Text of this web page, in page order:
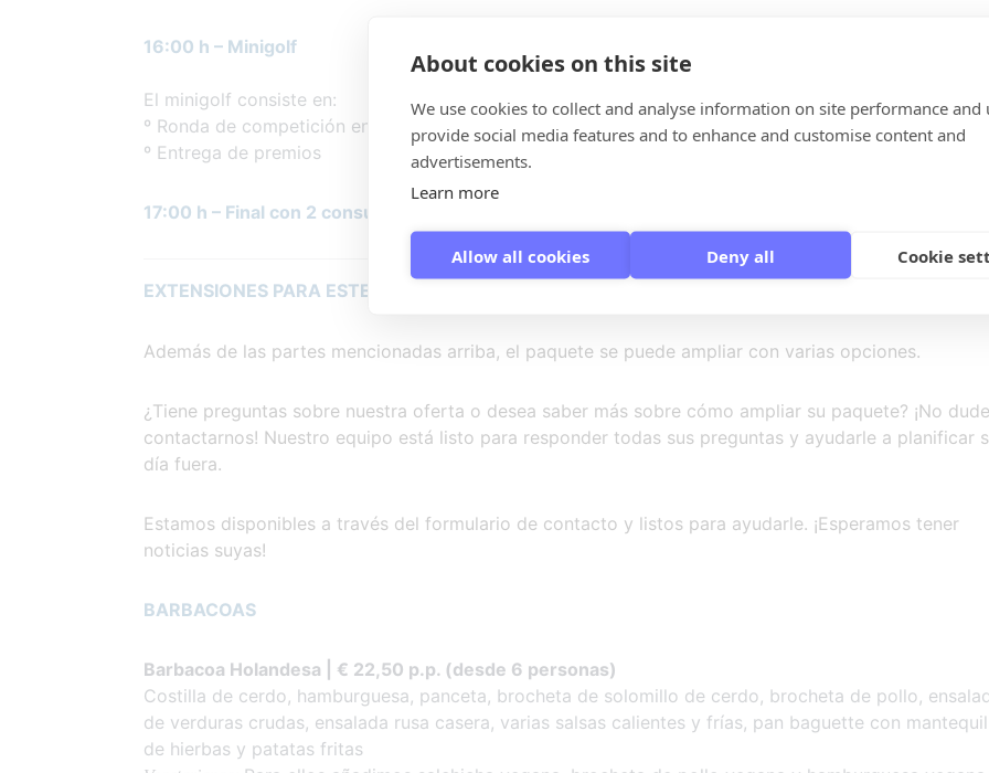
16:00 h – Minigolf
El minigolf consiste en:
º Ronda de competición en el campo de minigolf de 18 hoyos
º Entrega de premios
17:00 h – Final con 2 consumiciones y 2 aperitivos calientes.
EXTENSIONES PARA ESTE PAQUETE
Además de las partes mencionadas arriba, el paquete se puede ampliar con varias opciones.
¿Tiene preguntas sobre nuestra oferta o desea saber más sobre cómo ampliar su paquete? ¡No
contactarnos! Nuestro equipo está listo para responder todas sus preguntas y ayudarle a planificar
día fuera.
Estamos disponibles a través del formulario de contacto y listos para ayudarle. ¡Esperamos tener
noticias suyas!
BARBACOAS
Barbacoa Holandesa | € 22,50 p.p. (desde 6 personas)
Costilla de cerdo, hamburguesa, panceta, brocheta de solomillo de cerdo, brocheta de pollo,
de verduras crudas, ensalada rusa casera, varias salsas calientes y frías, pan baguette con
de hierbas y patatas fritas
About cookies on this site
We use cookies to collect and analyse information on site performance and
provide social media features and to enhance and customise content and
advertisements.
Learn more
Allow all cookies Deny all Cookie